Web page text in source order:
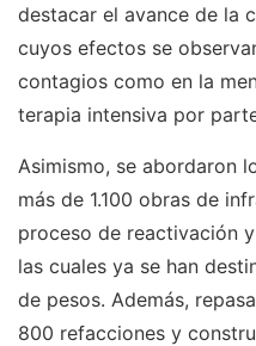
destacar el avance de la
cuyos efectos se
contagios como en la
terapia intensiva por
Asimismo, se abordaron
más de 1.100 obras de
proceso de reactivación
las cuales ya se han
de pesos. Además,
800 refacciones y